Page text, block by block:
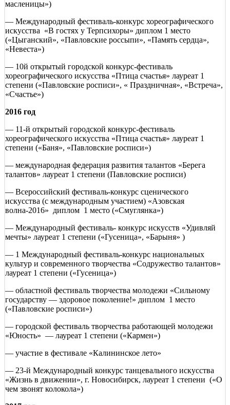
масленицы»)
— Международный фестиваль-конкурс хореографического
искусства «В гостях у Терпсихоры» диплом 1 место
(«Цыганский», «Павловские россыпи», «Память сердца»,
«Невеста»)
— 10й открытый городской конкурс-фестиваль
хореографического искусства «Птица счастья» лауреат 1
степени («Павловские росписи», « Праздничная», «Встреча»,
«Счастье»)
2016 год
— 11-й открытый городской конкурс-фестиваль
хореографического искусства «Птица счастья» лауреат 1
степени («Баня», «Павловские росписи»)
— международная федерация развития талантов «Берега
талантов» лауреат 1 степени (Павловские росписи)
— Всероссийский фестиваль-конкурс сценического
искусства (с международным участием) «Азовская
волна-2016» диплом 1 место («Смуглянка»)
— Международный фестиваль- конкурс искусств «Удивляй
мечты» лауреат 1 степени («Гусеница», «Барыня» )
— 1 Международный фестиваль-конкурс национальных
культур и современного творчества «Содружество талантов»
лауреат 1 степени («Гусеница»)
— областной фестиваль творчества молодежи «Сильному
государству — здоровое поколение!» диплом 1 место
(«Павловские росписи»)
— городской фестиваль творчества работающей молодежи
«Юность» — лауреат 1 степени («Кармен»)
— участие в фестивале «Калининское лето»
— 23-й Международный конкурс танцевального искусства
«Жизнь в движении», г. Новосибирск, лауреат 1 степени («О
чем звонят колокола»)